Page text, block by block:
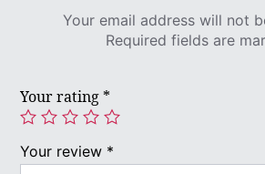
Your email address will not
Required fields are
Your rating *
Your review *